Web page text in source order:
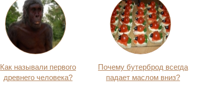
Как называли первого
древнего человека?
Почему бутерброд всегда
падает маслом вниз?